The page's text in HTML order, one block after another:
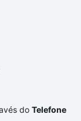
do Telefone